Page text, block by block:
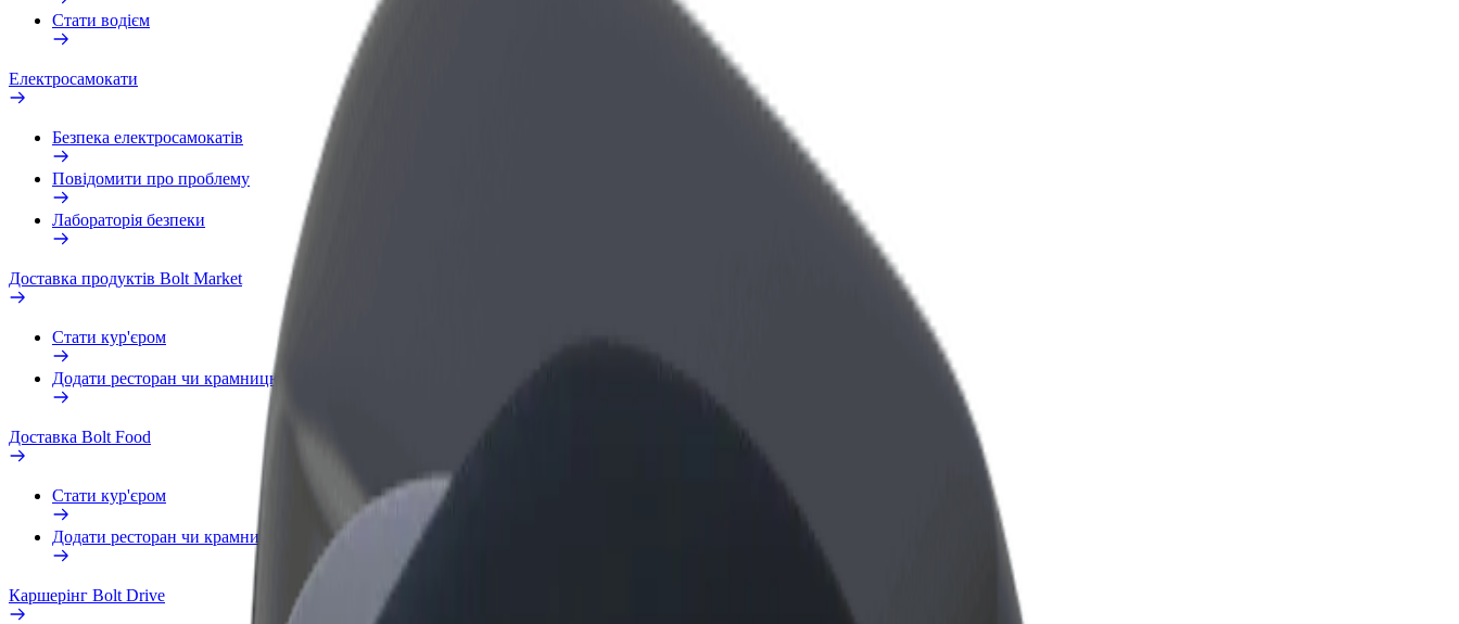
Стати водієм
Електросамокати
Безпека електросамокатів
Повідомити про проблему
Лабораторія безпеки
Доставка продуктів Bolt Market
Стати кур'єром
Додати ресторан чи крамницю
Доставка Bolt Food
Стати кур'єром
Додати ресторан чи крамницю
Каршерінг Bolt Drive